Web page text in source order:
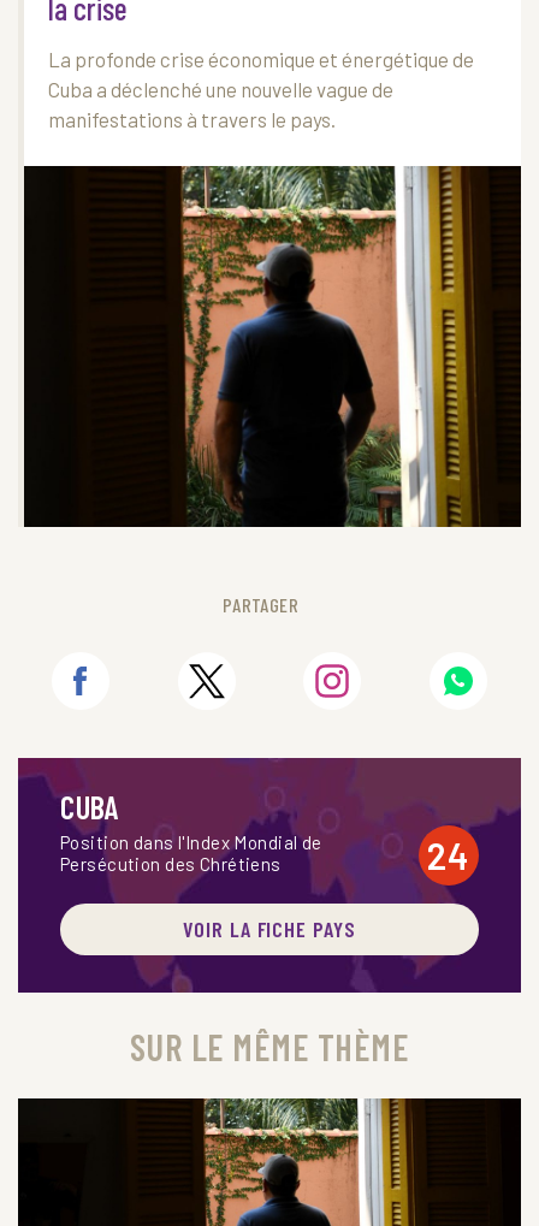
la crise
La profonde crise économique et énergétique de
Cuba a déclenché une nouvelle vague de
manifestations à travers le pays.
PARTAGER
CUBA
Position dans l'Index Mondial de
Persécution des Chrétiens
24
VOIR LA FICHE PAYS
SUR LE MÊME THÈME